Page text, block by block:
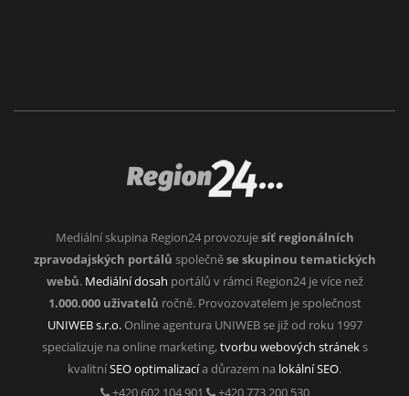
Mediální skupina Region24 provozujesíť regionálních
zpravodajských portálů společněse skupinou tematických
webů. Mediální dosah portálů v rámci Region24 je více než
1.000.000 uživatelů ročně. Provozovatelem je společnost
UNIWEB s.r.o.Online agentura UNIWEB se již od roku 1997
specializuje na online marketing, tvorbu webových stráneks
kvalitníSEO optimalizacía důrazem na lokální SEO.
+420 602 104 901
+420 773 200 530